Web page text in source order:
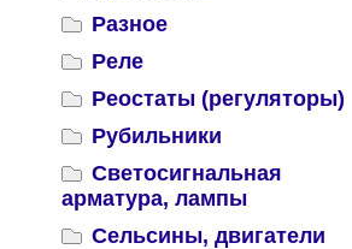
Разное
Реле
Реостаты (регуляторы)
Рубильники
Светосигнальная
арматура, лампы
Сельсины, двигатели